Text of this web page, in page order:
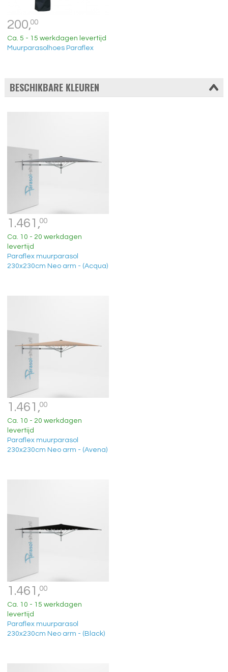
200,00
Ca. 5 - 15 werkdagen levertijd
Muurparasolhoes Paraflex
BESCHIKBARE KLEUREN
1.461,00
Ca. 10 - 20 werkdagen
levertijd
Paraflex muurparasol
230x230cm Neo arm - (Acqua)
1.461,00
Ca. 10 - 20 werkdagen
levertijd
Paraflex muurparasol
230x230cm Neo arm - (Avena)
1.461,00
Ca. 10 - 15 werkdagen
levertijd
Paraflex muurparasol
230x230cm Neo arm - (Black)